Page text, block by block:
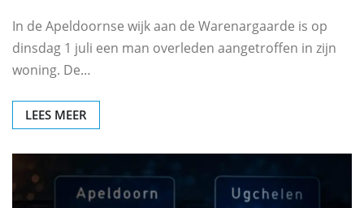
In de Apeldoornse wijk aan de Warenargaarde is op
dinsdag 1 juli een man overleden aangetroffen in zijn
woning. De…
LEES MEER